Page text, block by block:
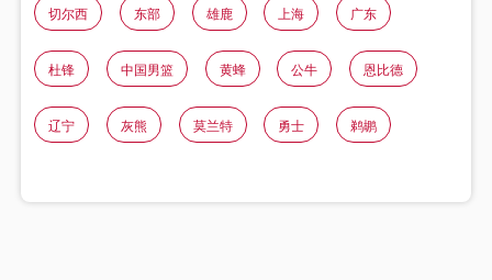
切尔西 东部 雄鹿 上海 广东
杜锋 中国男篮 黄蜂 公牛 恩比德
辽宁 灰熊 莫兰特 勇士 鹈鹕